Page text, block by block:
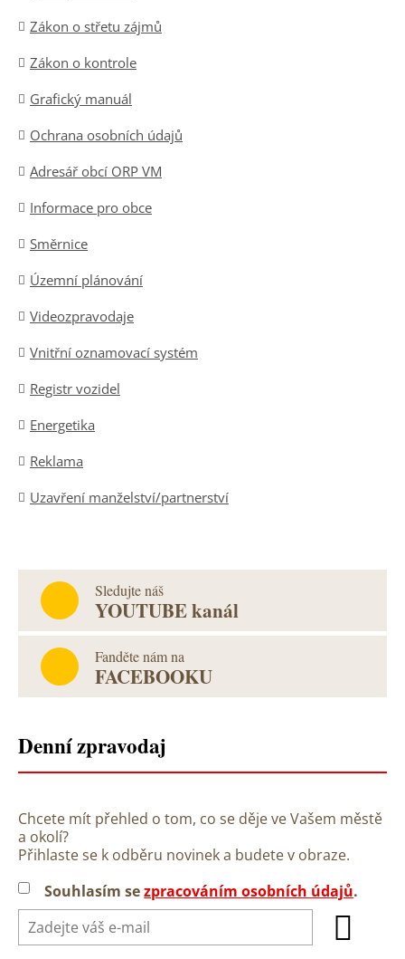
Zákon o střetu zájmů
Zákon o kontrole
Grafický manuál
Ochrana osobních údajů
Adresář obcí ORP VM
Informace pro obce
Směrnice
Územní plánování
Videozpravodaje
Vnitřní oznamovací systém
Registr vozidel
Energetika
Reklama
Uzavření manželství/partnerství
Sledujte náš
YOUTUBE kanál
Fanděte nám na
FACEBOOKU
Denní zpravodaj
Chcete mít přehled o tom, co se děje ve Vašem městě
a okolí?
Přihlaste se k odběru novinek a budete v obraze.
Souhlasím sezpracováním osobních údajů.